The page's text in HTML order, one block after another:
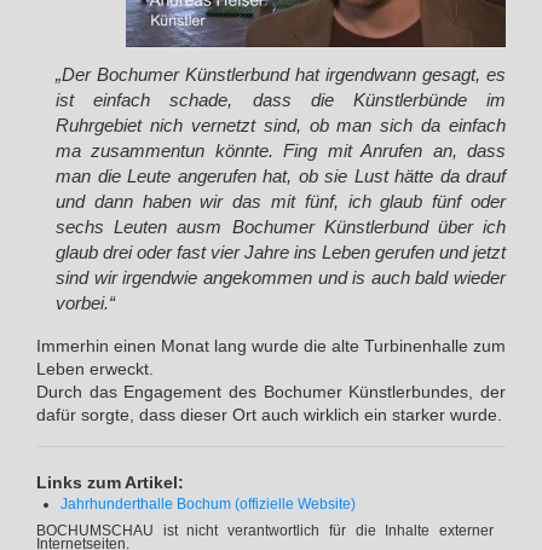
„Der Bochumer Künstlerbund hat irgendwann gesagt, es
ist einfach schade, dass die Künstlerbünde im
Ruhrgebiet nich vernetzt sind, ob man sich da einfach
ma zusammentun könnte. Fing mit Anrufen an, dass
man die Leute angerufen hat, ob sie Lust hätte da drauf
und dann haben wir das mit fünf, ich glaub fünf oder
sechs Leuten ausm Bochumer Künstlerbund über ich
glaub drei oder fast vier Jahre ins Leben gerufen und jetzt
sind wir irgendwie angekommen und is auch bald wieder
vorbei.“
Immerhin einen Monat lang wurde die alte Turbinenhalle zum
Leben erweckt.
Durch das Engagement des Bochumer Künstlerbundes, der
dafür sorgte, dass dieser Ort auch wirklich ein starker wurde.
Links zum Artikel:
Jahrhunderthalle Bochum (offizielle Website)
BOCHUMSCHAU ist nicht verantwortlich für die Inhalte externer
Internetseiten.